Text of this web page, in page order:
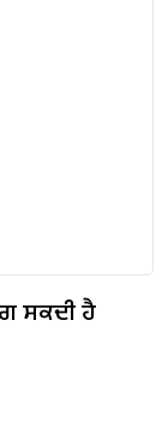
ਸਕਦੀ ਹੈ